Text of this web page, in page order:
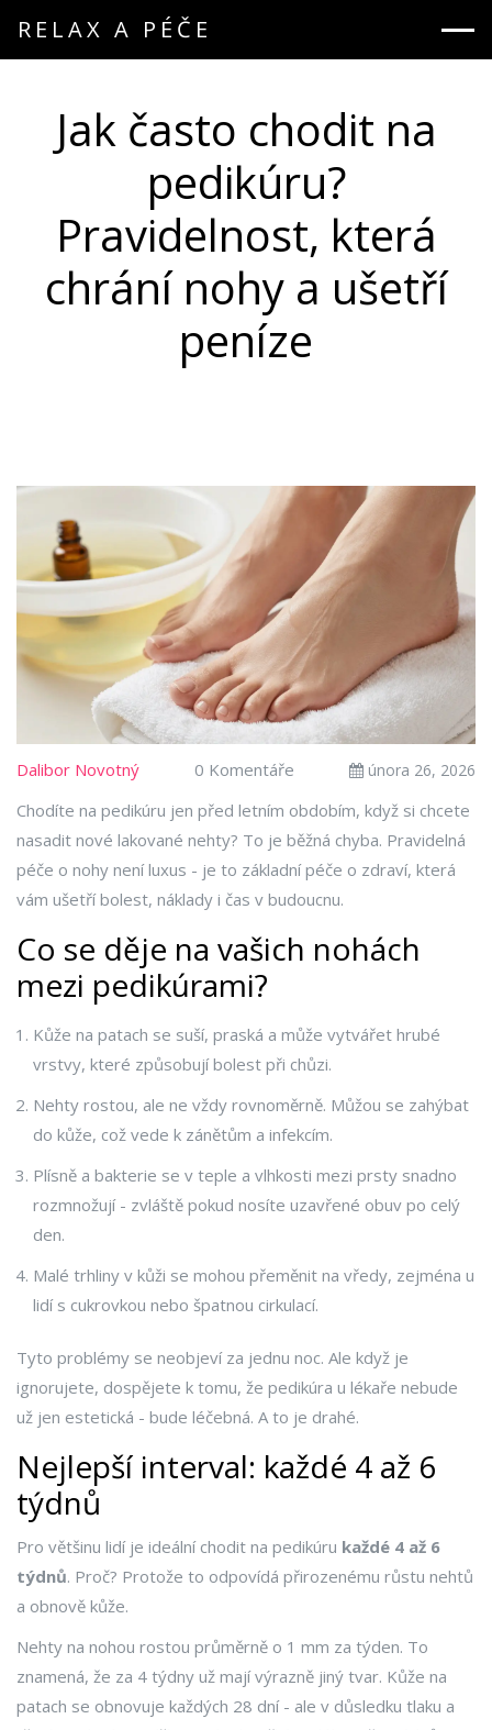
RELAX A PÉČE
Jak často chodit na
pedikúru?
Pravidelnost, která
chrání nohy a ušetří
peníze
Dalibor Novotný 0 Komentáře února 26, 2026
Chodíte na pedikúru jen před letním obdobím, když si chcete
nasadit nové lakované nehty? To je běžná chyba. Pravidelná
péče o nohy není luxus - je to základní péče o zdraví, která
vám ušetří bolest, náklady i čas v budoucnu.
Co se děje na vašich nohách
mezi pedikúrami?
Kůže na patach se suší, praská a může vytvářet hrubé
vrstvy, které způsobují bolest při chůzi.
Nehty rostou, ale ne vždy rovnoměrně. Můžou se zahýbat
do kůže, což vede k zánětům a infekcím.
Plísně a bakterie se v teple a vlhkosti mezi prsty snadno
rozmnožují - zvláště pokud nosíte uzavřené obuv po celý
den.
Malé trhliny v kůži se mohou přeměnit na vředy, zejména u
lidí s cukrovkou nebo špatnou cirkulací.
Tyto problémy se neobjeví za jednu noc. Ale když je
ignorujete, dospějete k tomu, že pedikúra u lékaře nebude
už jen estetická - bude léčebná. A to je drahé.
Nejlepší interval: každé 4 až 6
týdnů
Pro většinu lidí je ideální chodit na pedikúru každé 4 až 6
týdnů. Proč? Protože to odpovídá přirozenému růstu nehtů
a obnově kůže.
Nehty na nohou rostou průměrně o 1 mm za týden. To
znamená, že za 4 týdny už mají výrazně jiný tvar. Kůže na
patach se obnovuje každých 28 dní - ale v důsledku tlaku a